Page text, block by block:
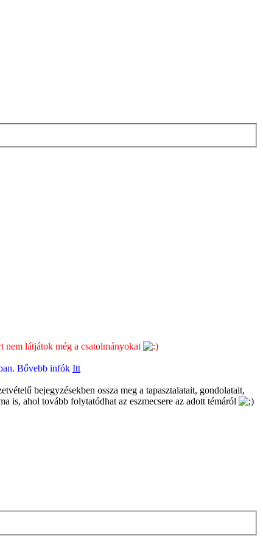
nem látjátok még a csatolmányokat
Bővebb infók Itt
bejegyzésekben ossza meg a tapasztalatait, gondolatait,
is, ahol tovább folytatódhat az eszmecsere az adott témáról